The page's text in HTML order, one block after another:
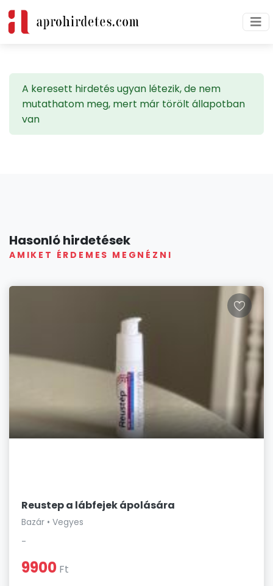
A keresett hirdetés ugyan létezik, de nem
mutathatom meg, mert már törölt állapotban
van
Hasonló hirdetések
AMIKET ÉRDEMES MEGNÉZNI
Reustep a lábfejek ápolására
Bazár • Vegyes
-
9900 Ft